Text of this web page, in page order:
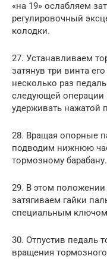
«на 19» ослабляем
регулировочный
колодки.
27. Устанавливаем
затянув три винта
несколько раз
следующей
удерживать нажатой
28. Вращая опорные
подводим нижнюю
тормозному барабану.
29. В этом положении
затягиваем гайки
специальным ключом
30. Отпустив педаль
вращения